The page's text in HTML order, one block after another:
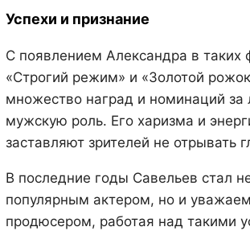
Успехи и признание
С появлением Александра в таких
«Строгий режим» и «Золотой
множество наград и номинаций за
мужскую роль. Его харизма и
заставляют зрителей не отрывать
В последние годы Савельев стал
популярным актером, но и
продюсером, работая над такими